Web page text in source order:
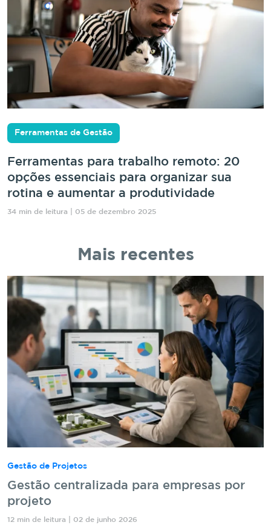
Ferramentas de Gestão
Ferramentas para trabalho remoto: 20
opções essenciais para organizar sua
rotina e aumentar a produtividade
34 min de leitura | 05 de dezembro 2025
Mais recentes
Gestão de Projetos
Gestão centralizada para empresas por
projeto
12 min de leitura | 02 de junho 2026